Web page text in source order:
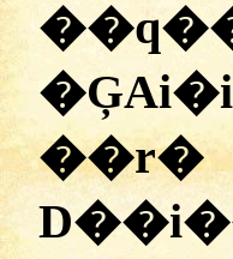
��r�